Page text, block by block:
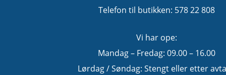
Telefon til butikken: 578 22 808
Vi har ope:
Mandag – Fredag: 09.00 – 16.00
Lørdag / Søndag: Stengt eller etter